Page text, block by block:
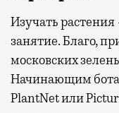
Изучать
занятие. Благо,
московских
Начинающим
PlantNet или